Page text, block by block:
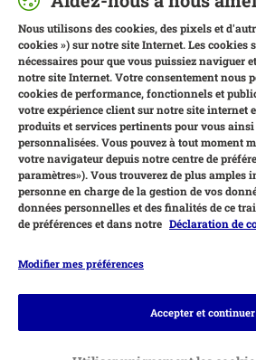
Moyens de paiement
Nous utilisons des cookies, des pixels et
cookies ») sur notre site Internet. Les cookies
nécessaires pour que vous puissiez naviguer
notre site Internet. Votre consentement nous
cookies de performance, fonctionnels et
votre expérience client sur notre site internet
produits et services pertinents pour vous ainsi
personnalisées. Vous pouvez à tout moment
votre navigateur depuis notre centre de
paramètres»). Vous trouverez de plus amples
personne en charge de la gestion de vos
données personnelles et des finalités de ce
de préférences et dans notre Déclaration de
Modifier mes préférences
Accepter et continuer